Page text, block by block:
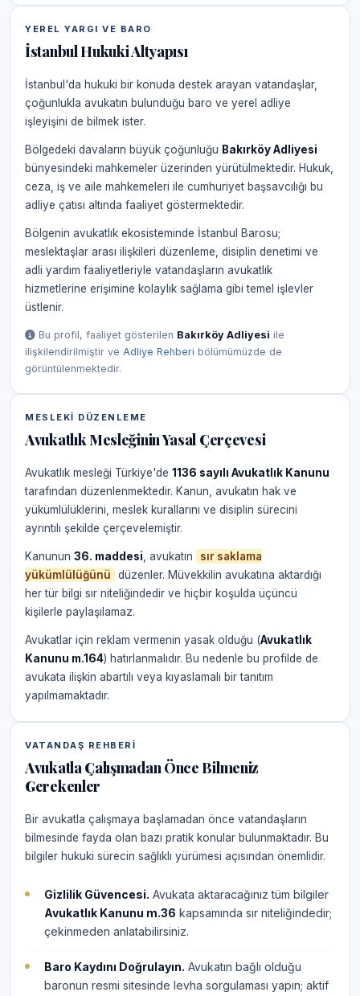
YEREL YARGI VE BARO
İstanbul Hukuki Altyapısı
İstanbul'da hukuki bir konuda destek arayan vatandaşlar,
çoğunlukla avukatın bulunduğu baro ve yerel adliye
işleyişini de bilmek ister.
Bölgedeki davaların büyük çoğunluğu Bakırköy Adliyesi
bünyesindeki mahkemeler üzerinden yürütülmektedir. Hukuk,
ceza, iş ve aile mahkemeleri ile cumhuriyet başsavcılığı bu
adliye çatısı altında faaliyet göstermektedir.
Bölgenin avukatlık ekosisteminde İstanbul Barosu;
meslektaşlar arası ilişkileri düzenleme, disiplin denetimi ve
adli yardım faaliyetleriyle vatandaşların avukatlık
hizmetlerine erişimine kolaylık sağlama gibi temel işlevler
üstlenir.
Bu profil, faaliyet gösterilen Bakırköy Adliyesi ile
ilişkilendirilmiştir ve Adliye Rehberi bölümümüzde de
görüntülenmektedir.
MESLEKI DÜZENLEME
Avukatlık Mesleğinin Yasal Çerçevesi
Avukatlık mesleği Türkiye'de 1136 sayılı Avukatlık Kanunu
tarafından düzenlenmektedir. Kanun, avukatın hak ve
yükümlülüklerini, meslek kurallarını ve disiplin sürecini
ayrıntılı şekilde çerçevelemiştir.
Kanunun 36. maddesi , avukatın
sır saklama
yükümlülüğünü
düzenler. Müvekkilin avukatına aktardığı
her tür bilgi sır niteliğindedir ve hiçbir koşulda üçüncü
kişilerle paylaşılamaz.
Avukatlar için reklam vermenin yasak olduğu (Avukatlık
Kanunu m.164) hatırlanmalıdır. Bu nedenle bu profilde de
avukata ilişkin abartılı veya kıyaslamalı bir tanıtım
yapılmamaktadır.
VATANDAŞ REHBERI
Avukatla Çalışmadan Önce Bilmeniz
Gerekenler
Bir avukatla çalışmaya başlamadan önce vatandaşların
bilmesinde fayda olan bazı pratik konular bulunmaktadır. Bu
bilgiler hukuki sürecin sağlıklı yürümesi açısından önemlidir.
Gizlilik Güvencesi. Avukata aktaracağınız tüm bilgiler
Avukatlık Kanunu m.36 kapsamında sır niteliğindedir;
çekinmeden anlatabilirsiniz.
Baro Kaydını Doğrulayın. Avukatın bağlı olduğu
baronun resmi sitesinde levha sorgulaması yapın; aktif